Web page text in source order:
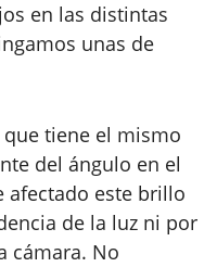
en las distintas
unas de
que tiene el mismo
del ángulo en el
afectado este brillo
de la luz ni por
cámara. No